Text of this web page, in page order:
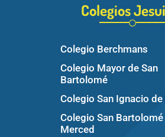
Colegios
Colegio Berchmans
Colegio Mayor de San
Bartolomé
Colegio San Ignacio
Colegio San Bartolomé
Merced